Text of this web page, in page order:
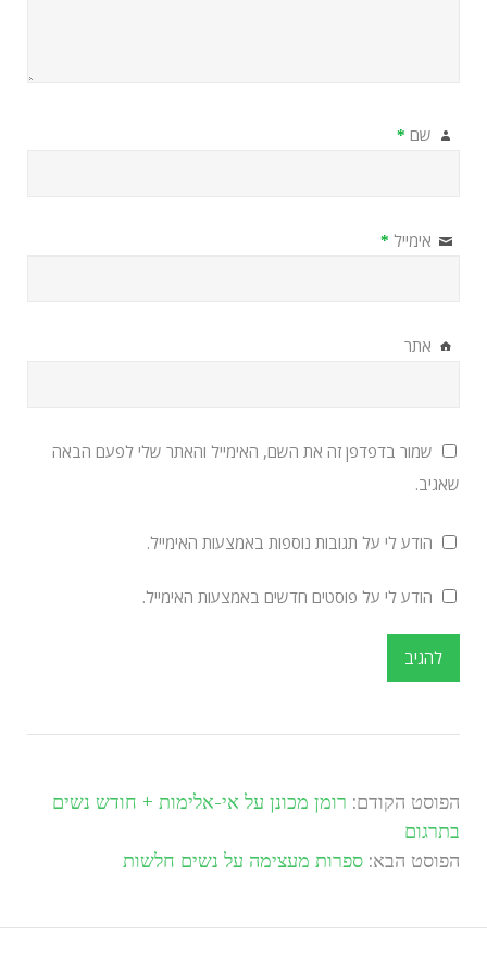
שם *
אימייל *
אתר
שמור בדפדפן זה את השם, האימייל והאתר שלי לפעם הבאה
שאגיב.
הודע לי על תגובות נוספות באמצעות האימייל.
הודע לי על פוסטים חדשים באמצעות האימייל.
הפוסט הקודם: רומן מכונן על אי-אלימות + חודש נשים
בתרגום
הפוסט הבא: ספרות מעצימה על נשים חלשות